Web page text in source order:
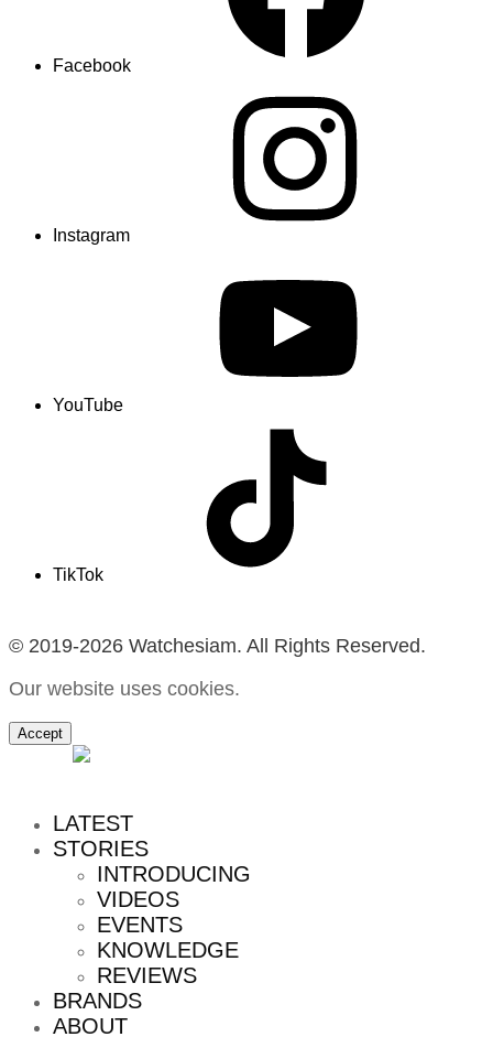
Facebook
Instagram
YouTube
TikTok
© 2019-2026 Watchesiam. All Rights Reserved.
Our website uses cookies.
Accept
LATEST
STORIES
INTRODUCING
VIDEOS
EVENTS
KNOWLEDGE
REVIEWS
BRANDS
ABOUT